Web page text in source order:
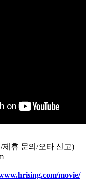
제휴 문의/오타 신고)
movie/